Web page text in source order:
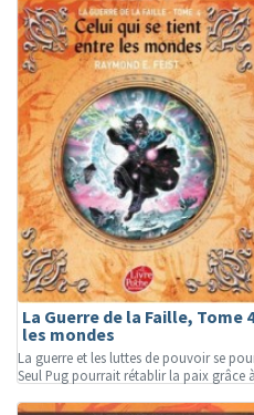
La Guerre de la Faille, Tome
les mondes
La guerre et les luttes de pouvoir se
Seul Pug pourrait rétablir la paix grâce